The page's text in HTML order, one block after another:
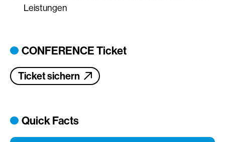
Leistungen
CONFERENCE Ticket
Ticket sichern
Quick Facts